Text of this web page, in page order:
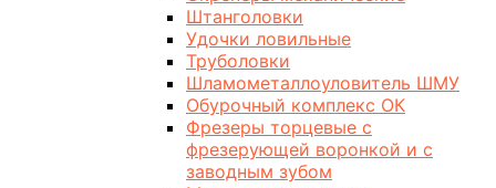
Штанголовки
Удочки ловильные
Труболовки
Шламометаллоуловитель ШМУ
Обурочный комплекс ОК
Фрезеры торцевые с
фрезерующей воронкой и с
заводным зубом